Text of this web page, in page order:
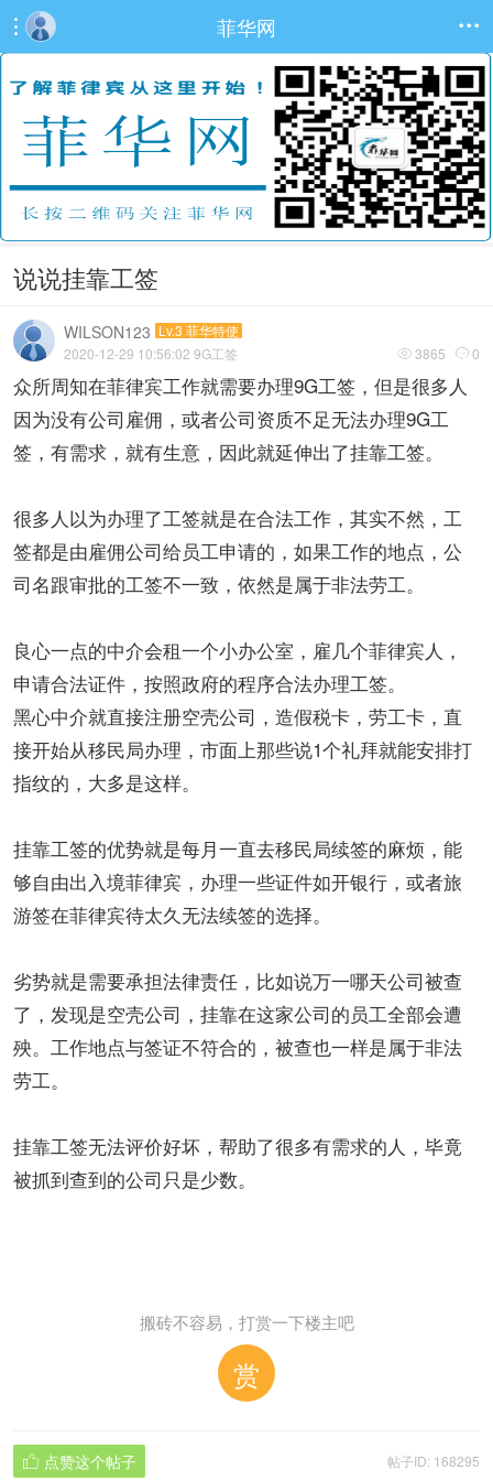
 菲华网 
说说挂靠工签
WILSON123 Lv.3 菲华特使
 3865  0
2020-12-29 10:56:02 9G工签
众所周知在菲律宾工作就需要办理9G工签，但是很多人
因为没有公司雇佣，或者公司资质不足无法办理9G工
签，有需求，就有生意，因此就延伸出了挂靠工签。
很多人以为办理了工签就是在合法工作，其实不然，工
签都是由雇佣公司给员工申请的，如果工作的地点，公
司名跟审批的工签不一致，依然是属于非法劳工。
良心一点的中介会租一个小办公室，雇几个菲律宾人，
申请合法证件，按照政府的程序合法办理工签。
黑心中介就直接注册空壳公司，造假税卡，劳工卡，直
接开始从移民局办理，市面上那些说1个礼拜就能安排打
指纹的，大多是这样。
挂靠工签的优势就是每月一直去移民局续签的麻烦，能
够自由出入境菲律宾，办理一些证件如开银行，或者旅
游签在菲律宾待太久无法续签的选择。
劣势就是需要承担法律责任，比如说万一哪天公司被查
了，发现是空壳公司，挂靠在这家公司的员工全部会遭
殃。工作地点与签证不符合的，被查也一样是属于非法
劳工。
挂靠工签无法评价好坏，帮助了很多有需求的人，毕竟
被抓到查到的公司只是少数。
搬砖不容易，打赏一下楼主吧
赏
帖子ID: 168295
 点赞这个帖子